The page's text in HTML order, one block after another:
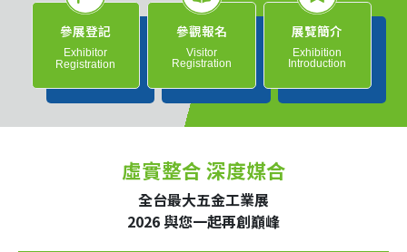
參展登記
Exhibitor
Registration
參觀報名
Visitor
Registration
展覽簡介
Exhibition
Introduction
虛實整合 深度媒合
全台最大五金工業展
2026 與您一起再創巔峰